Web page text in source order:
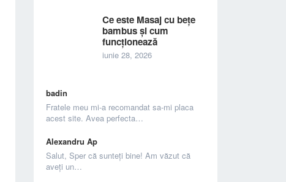
Ce este Masaj cu bețe
bambus și cum
funcționează
iunie 28, 2026
badin
Fratele meu mi-a recomandat sa-mi placa
acest site. Avea perfecta…
Alexandru Ap
Salut, Sper că sunteți bine! Am văzut că
aveți un…